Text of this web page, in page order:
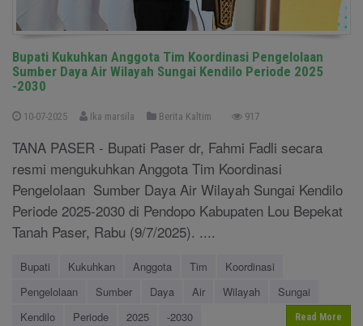
Bupati Kukuhkan Anggota Tim Koordinasi Pengelolaan
Sumber Daya Air Wilayah Sungai Kendilo Periode 2025
-2030
10-07-2025 Ika marsila Berita Kaltim 917
TANA PASER - Bupati Paser dr, Fahmi Fadli secara
resmi mengukuhkan Anggota Tim Koordinasi
Pengelolaan Sumber Daya Air Wilayah Sungai Kendilo
Periode 2025-2030 di Pendopo Kabupaten Lou Bepekat
Tanah Paser, Rabu (9/7/2025). ....
Bupati Kukuhkan Anggota Tim
Koordinasi
Pengelolaan
Sumber Daya Air Wilayah
Sungai
Kendilo
Periode 2025 -2030 Read More